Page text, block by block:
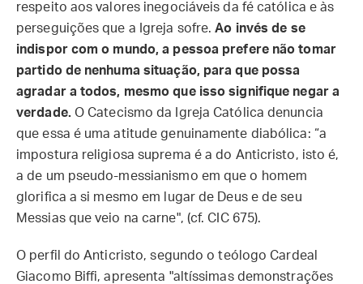
respeito aos valores inegociáveis da fé católica e às
perseguições que a Igreja sofre.Ao invés de se
indispor com o mundo, a pessoa prefere não tomar
partido de nenhuma situação, para que possa
agradar a todos, mesmo que isso signifique negar a
verdade.O Catecismo da Igreja Católica denuncia
que essa é uma atitude genuinamente diabólica: “a
impostura religiosa suprema é a do Anticristo, isto é,
a de um pseudo-messianismo em que o homem
glorifica a si mesmo em lugar de Deus e de seu
Messias que veio na carne", (cf. CIC 675).
O perfil do Anticristo, segundo o teólogo Cardeal
Giacomo Biffi, apresenta "altíssimas demonstrações